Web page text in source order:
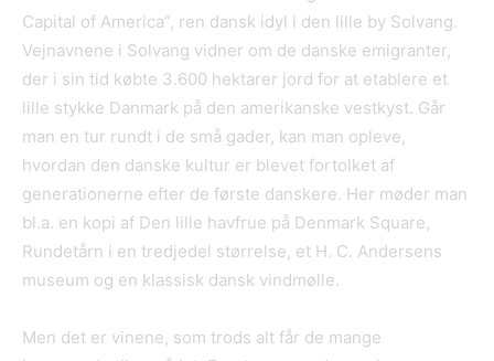
Capital of America”, ren dansk idyl i den lille by Solvang.
Vejnavnene i Solvang vidner om de danske emigranter,
der i sin tid købte 3.600 hektarer jord for at etablere et
lille stykke Danmark på den amerikanske vestkyst. Går
man en tur rundt i de små gader, kan man opleve,
hvordan den danske kultur er blevet fortolket af
generationerne efter de første danskere. Her møder man
bl.a. en kopi af Den lille havfrue på Denmark Square,
Rundetårn i en tredjedel størrelse, et H. C. Andersens
museum og en klassisk dansk vindmølle.
Men det er vinene, som trods alt får de mange